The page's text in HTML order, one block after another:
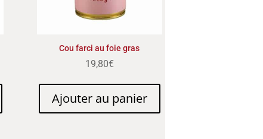
Cou farci au foie gras
19,80€
Ajouter au panier